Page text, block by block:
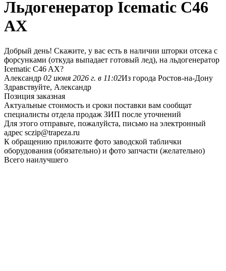
Льдогенератор Icematic C46
AX
Добрый день! Скажите, у вас есть в наличии шторки отсека с
форсунками (откуда выпадает готовый лед), на льдогенератор
Icematic C46 AX?
Александр 02 июня 2026 г. в 11:02Из города Ростов-на-Дону
Здравствуйте, Александр
Позиция заказная
Актуальные стоимость и сроки поставки вам сообщат
специалисты отдела продаж ЗИП после уточнений
Для этого отправьте, пожалуйста, письмо на электронный
адрес sczip@trapeza.ru
К обращению приложите фото заводской таблички
оборудования (обязательно) и фото запчасти (желательно)
Всего наилучшего